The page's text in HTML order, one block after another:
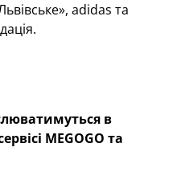
adidas та
в
MEGOGO та